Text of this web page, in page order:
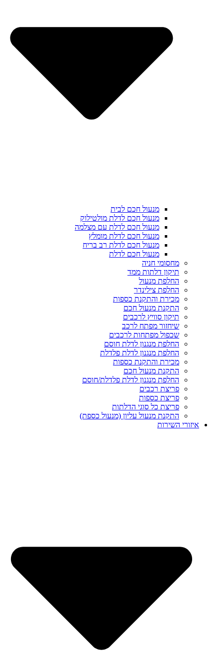
מנעול חכם לבית
מנעול חכם לדלת מולטילוק
מנעול חכם לדלת עם מצלמה
מנעול חכם לדלת מומלץ
מנעול חכם לדלת רב בריח
מנעול חכם לדלת
מחסומי חניה
תיקון דלתות ממד
החלפת מנעול
החלפת צילינדר
מכירת והתקנת כספות
התקנת מנעול חכם
תיקון סוויץ לרכבים
שיחזור מפתח לרכב
שכפול מפתחות לרכבים
החלפת מנגנון לדלת חוסם
החלפת מנגנון לדלת פלדלת
מכירת והתקנת כספות
התקנת מנעול חכם
החלפת מנגנון לדלת פלדלת/חוסם
פריצת רכבים
פריצת כספות
פריצת כל סוגי הדלתות
התקנת מנעול עליון (מנעול כספת)
איזורי השירות